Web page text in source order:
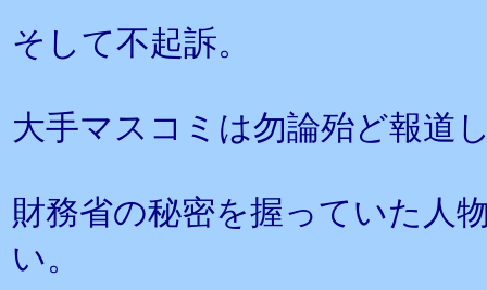
そして不起訴。
大手マスコミは勿論殆ど報道
財務省の秘密を握っていた人
い。